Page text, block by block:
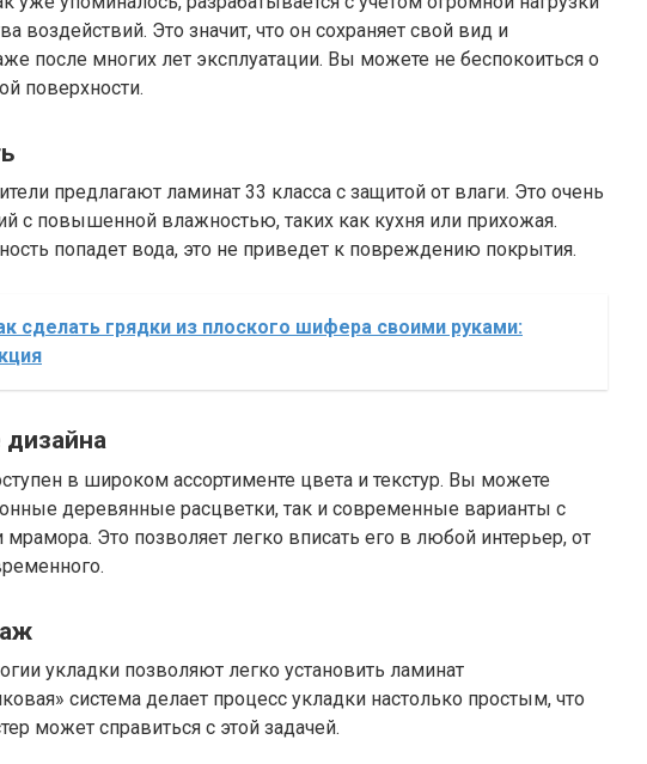
воздействий. Это значит, что он сохраняет свой вид и
после многих лет эксплуатации. Вы можете не беспокоиться о
поверхности.
предлагают ламинат 33 класса с защитой от влаги. Это очень
с повышенной влажностью, таких как кухня или прихожая.
попадет вода, это не приведет к повреждению покрытия.
сделать грядки из плоского шифера своими руками:
дизайна
в широком ассортименте цвета и текстур. Вы можете
деревянные расцветки, так и современные варианты с
Это позволяет легко вписать его в любой интерьер, от
укладки позволяют легко установить ламинат
система делает процесс укладки настолько простым, что
может справиться с этой задачей.